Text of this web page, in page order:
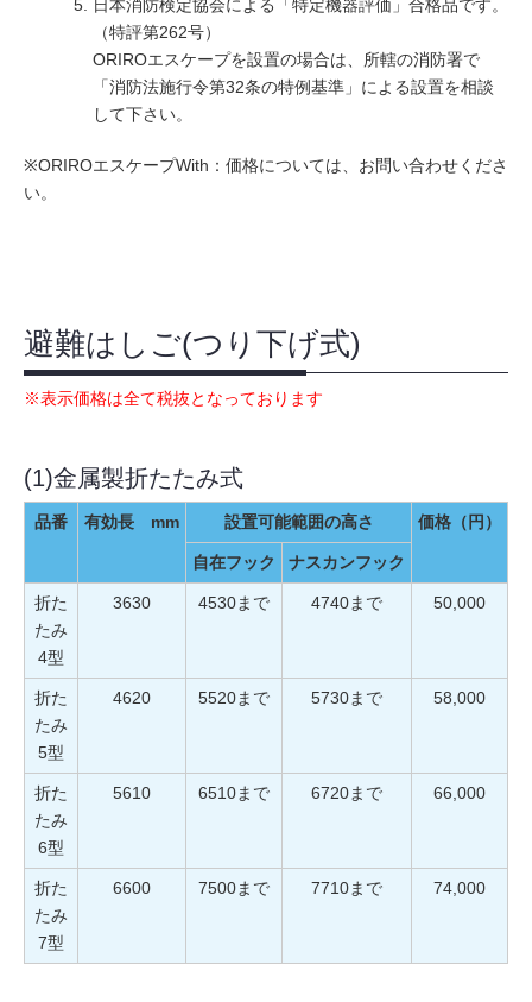
日本消防検定協会による「特定機器評価」合格品です。
（特評第262号）
ORIROエスケープを設置の場合は、所轄の消防署で
「消防法施行令第32条の特例基準」による設置を相談
して下さい。
※ORIROエスケープWith：価格については、お問い合わせくださ
い。
避難はしご(つり下げ式)
※表示価格は全て税抜となっております
(1)金属製折たたみ式
品番 有効長 mm 設置可能範囲の高さ 価格（円）
自在フック ナスカンフック
折た
たみ
4型
3630 4530まで 4740まで 50,000
折た
たみ
5型
4620 5520まで 5730まで 58,000
折た
たみ
6型
5610 6510まで 6720まで 66,000
折た
たみ
7型
6600 7500まで 7710まで 74,000